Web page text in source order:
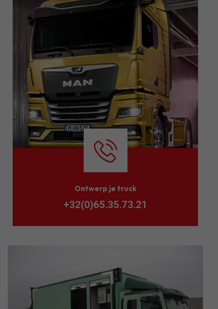
Ontwerp je truck
+32(0)65.35.73.21